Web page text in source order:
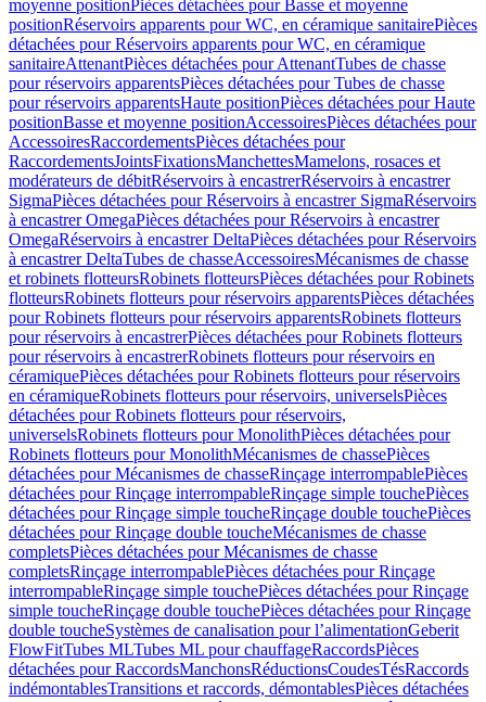
moyenne positionPièces détachées pour Basse et moyenne
positionRéservoirs apparents pour WC, en céramique sanitairePièces
détachées pour Réservoirs apparents pour WC, en céramique
sanitaireAttenantPièces détachées pour AttenantTubes de chasse
pour réservoirs apparentsPièces détachées pour Tubes de chasse
pour réservoirs apparentsHaute positionPièces détachées pour Haute
positionBasse et moyenne positionAccessoiresPièces détachées pour
AccessoiresRaccordementsPièces détachées pour
RaccordementsJointsFixationsManchettesMamelons, rosaces et
modérateurs de débitRéservoirs à encastrerRéservoirs à encastrer
SigmaPièces détachées pour Réservoirs à encastrer SigmaRéservoirs
à encastrer OmegaPièces détachées pour Réservoirs à encastrer
OmegaRéservoirs à encastrer DeltaPièces détachées pour Réservoirs
à encastrer DeltaTubes de chasseAccessoiresMécanismes de chasse
et robinets flotteursRobinets flotteursPièces détachées pour Robinets
flotteursRobinets flotteurs pour réservoirs apparentsPièces détachées
pour Robinets flotteurs pour réservoirs apparentsRobinets flotteurs
pour réservoirs à encastrerPièces détachées pour Robinets flotteurs
pour réservoirs à encastrerRobinets flotteurs pour réservoirs en
céramiquePièces détachées pour Robinets flotteurs pour réservoirs
en céramiqueRobinets flotteurs pour réservoirs, universelsPièces
détachées pour Robinets flotteurs pour réservoirs,
universelsRobinets flotteurs pour MonolithPièces détachées pour
Robinets flotteurs pour MonolithMécanismes de chassePièces
détachées pour Mécanismes de chasseRinçage interrompablePièces
détachées pour Rinçage interrompableRinçage simple touchePièces
détachées pour Rinçage simple toucheRinçage double touchePièces
détachées pour Rinçage double toucheMécanismes de chasse
completsPièces détachées pour Mécanismes de chasse
completsRinçage interrompablePièces détachées pour Rinçage
interrompableRinçage simple touchePièces détachées pour Rinçage
simple toucheRinçage double touchePièces détachées pour Rinçage
double toucheSystèmes de canalisation pour l’alimentationGeberit
FlowFitTubes MLTubes ML pour chauffageRaccordsPièces
détachées pour RaccordsManchonsRéductionsCoudesTésRaccords
indémontablesTransitions et raccords, démontablesPièces détachées